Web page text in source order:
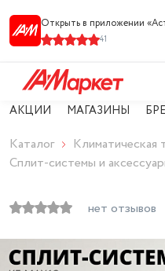
Открыть в приложении
41
АКЦИИ МАГАЗИНЫ
Каталог
Климатическая
Сплит-системы и
нет отзывов